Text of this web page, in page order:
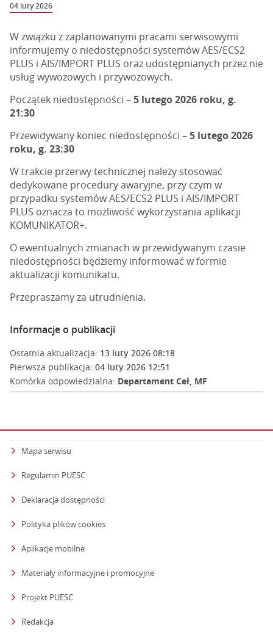
04 luty 2026
W związku z zaplanowanymi pracami serwisowymi
informujemy o niedostępności systemów AES/ECS2
PLUS i AIS/IMPORT PLUS oraz udostępnianych przez nie
usług wywozowych i przywozowych.
Początek niedostępności –5 lutego 2026 roku, g.
21:30
Przewidywany koniec niedostępności –5 lutego 2026
roku, g. 23:30
W trakcie przerwy technicznej należy stosować
dedykowane procedury awaryjne, przy czym w
przypadku systemów AES/ECS2 PLUS i AIS/IMPORT
PLUS oznacza to możliwość wykorzystania aplikacji
KOMUNIKATOR+.
O ewentualnych zmianach w przewidywanym czasie
niedostępności będziemy informować w formie
aktualizacji komunikatu.
Przepraszamy za utrudnienia.
Informacje o publikacji
Ostatnia aktualizacja: 13 luty 2026 08:18
Pierwsza publikacja: 04 luty 2026 12:51
Komórka odpowiedzialna: Departament Ceł, MF
Mapa serwisu
Regulamin PUESC
Deklaracja dostępności
Polityka plików cookies
Aplikacje mobilne
Materiały informacyjne i promocyjne
Projekt PUESC
Redakcja